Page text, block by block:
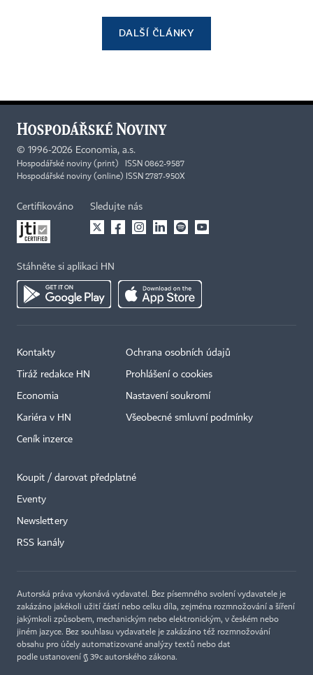
DALŠÍ ČLÁNKY
© 1996-2026 Economia, a.s.
Hospodářské noviny (print) ISSN 0862-9587
Hospodářské noviny (online) ISSN 2787-950X
Certifikováno Sledujte nás
Stáhněte si aplikaci HN
Kontakty
Tiráž redakce HN
Economia
Kariéra v HN
Ceník inzerce
Ochrana osobních údajů
Prohlášení o cookies
Nastavení soukromí
Všeobecné smluvní podmínky
Koupit / darovat předplatné
Eventy
Newslettery
RSS kanály
Autorská práva vykonává vydavatel. Bez písemného svolení vydavatele je
zakázáno jakékoli užití částí nebo celku díla, zejména rozmnožování a šíření
jakýmkoli způsobem, mechanickým nebo elektronickým, v českém nebo
jiném jazyce. Bez souhlasu vydavatele je zakázáno též rozmnožování
obsahu pro účely automatizované analýzy textů nebo dat
podle ustanovení § 39c autorského zákona.